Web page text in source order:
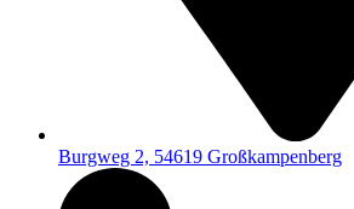
Burgweg 2, 54619 Großkampenberg